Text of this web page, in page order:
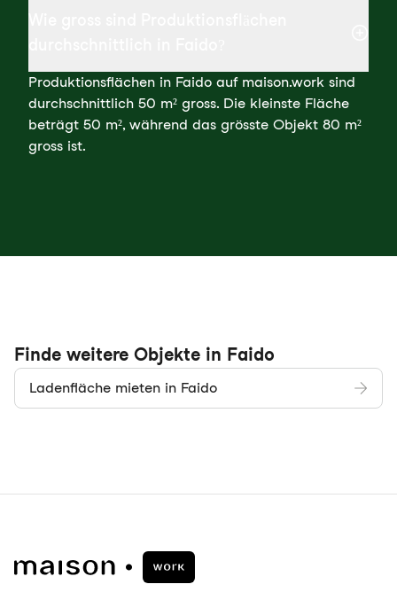
Produktionsflächen in Faido auf maison.work sind
durchschnittlich 50 m² gross. Die kleinste Fläche
beträgt 50 m², während das grösste Objekt 80 m²
gross ist.
Finde weitere Objekte in Faido
Ladenfläche mieten in Faido